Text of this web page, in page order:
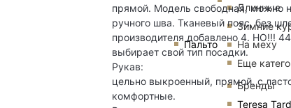
Пальто
Длинные
Зимние
На меху
Еще
Бренды
Teresa
прямой. Модель свободная, можно
ручного шва. Тканевый пояс, без
производителя добавлено 4. НО!!!
выбирает свой тип посадки.
Рукав:
цельно выкроенный, прямой, с
комфортные.